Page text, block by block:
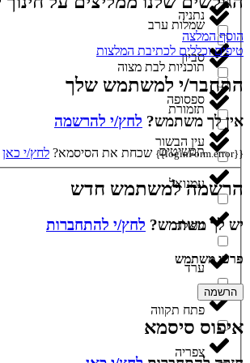
שמלות ערב
תוכניות לבת מצוה
תזמורת
תכשיטים
נתניה
סביון
ספסופה
עין הבשור
עמנואל
עפולה
ערד
פתח תקווה
צפריה
הוסף המלצה
טיפים וכללים לכתיבת המלצות
התחבר/י למשתמש שלך
אין לך משתמש? לחץ/י להרשמה
{{loginForm.error}} שכחת את הסיסמא? לחץ/י כאן
הרשמה למשתמש חדש
יש לך משתמש? לחץ/י להתחברות
פרטי משתמש
הרשמה
איפוס סיסמא